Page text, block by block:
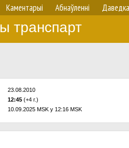
Каментарыі Абнаўленнi Даведка
транспарт
23.08.2010
12:45 (+4 г.)
10.09.2025 MSK у 12:16 MSK